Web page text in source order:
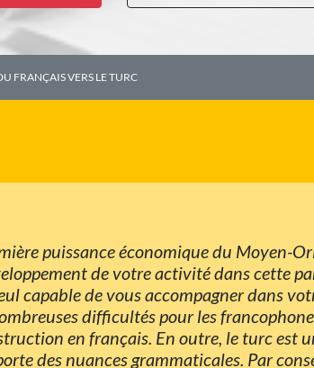
FRANÇAIS VERS LE TURC
puissance économique du Moyen-
de votre activité dans cette
capable de vous accompagner dans
difficultés pour les
en français. En outre, le turc est
des nuances grammaticales. Par